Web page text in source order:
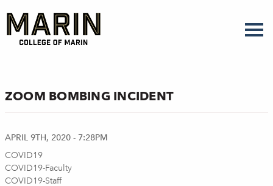
main
content
ZOOM BOMBING INCIDENT
APRIL 9TH, 2020 - 7:28PM
COVID19
COVID19-Faculty
COVID19-Staff